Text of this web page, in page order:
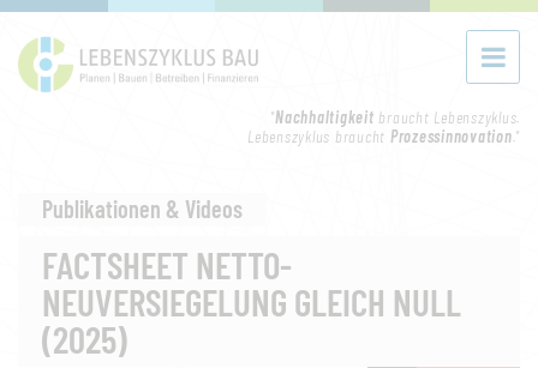
"Nachhaltigkeit braucht Lebenszyklus.
Lebenszyklus braucht Prozessinnovation."
Publikationen & Videos
FACTSHEET NETTO-
NEUVERSIEGELUNG GLEICH NULL
(2025)